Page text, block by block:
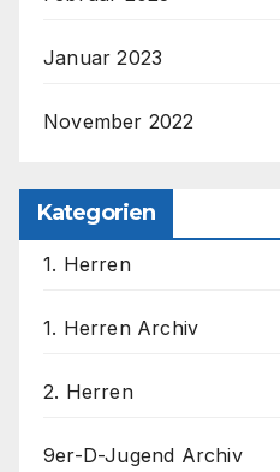
Januar 2023
November 2022
Kategorien
1. Herren
1. Herren Archiv
2. Herren
9er-D-Jugend Archiv